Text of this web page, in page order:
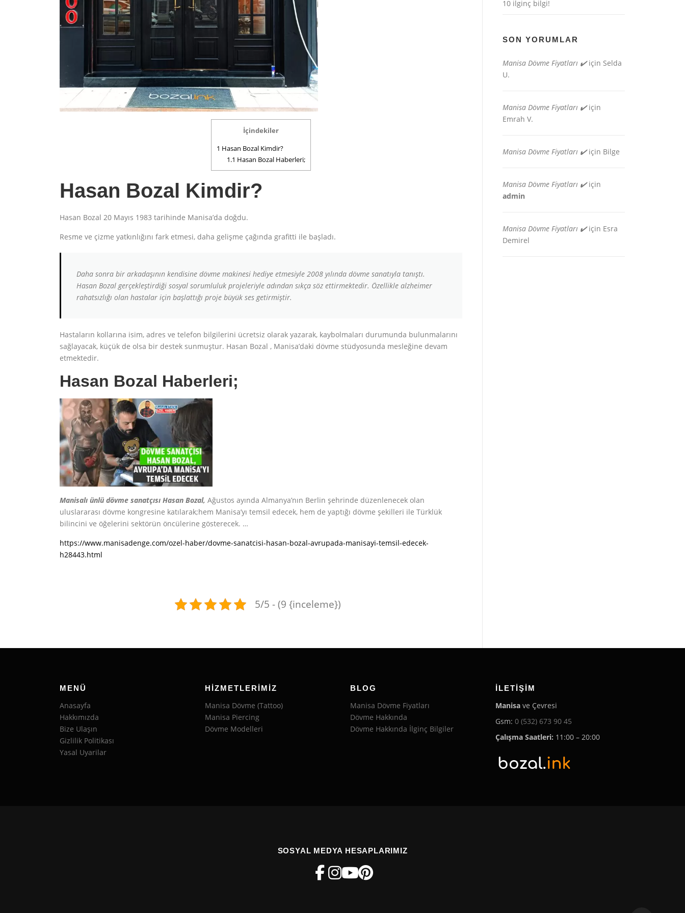
İçindekiler
1 Hasan Bozal Kimdir?
1.1 Hasan Bozal Haberleri;
Hasan Bozal Kimdir?
Hasan Bozal 20 Mayıs 1983 tarihinde Manisa’da doğdu.
Resme ve çizme yatkınlığını fark etmesi, daha gelişme çağında grafitti ile başladı.
Daha sonra bir arkadaşının kendisine dövme makinesi hediye etmesiyle 2008 yılında dövme sanatıyla tanıştı.
Hasan Bozal gerçekleştirdiği sosyal sorumluluk projeleriyle adından sıkça söz ettirmektedir. Özellikle alzheimer
rahatsızlığı olan hastalar için başlattığı proje büyük ses getirmiştir.
Hastaların kollarına isim, adres ve telefon bilgilerini ücretsiz olarak yazarak, kaybolmaları durumunda bulunmalarını
sağlayacak, küçük de olsa bir destek sunmuştur. Hasan Bozal , Manisa’daki dövme stüdyosunda mesleğine devam
etmektedir.
Hasan Bozal Haberleri;
Manisalı ünlü dövme sanatçısı Hasan Bozal, Ağustos ayında Almanya’nın Berlin şehrinde düzenlenecek olan
uluslararası dövme kongresine katılarak;hem Manisa’yı temsil edecek, hem de yaptığı dövme şekilleri ile Türklük
bilincini ve öğelerini sektörün öncülerine gösterecek. …
https://www.manisadenge.com/ozel-haber/dovme-sanatcisi-hasan-bozal-avrupada-manisayi-temsil-edecek-
h28443.html
5/5 - (9 {inceleme})
10 ilginç bilgi!
SON YORUMLAR
Manisa Dövme Fiyatları ✔️için Selda
U.
Manisa Dövme Fiyatları ✔️için
Emrah V.
Manisa Dövme Fiyatları ✔️için Bilge
Manisa Dövme Fiyatları ✔️için
admin
Manisa Dövme Fiyatları ✔️için Esra
Demirel
MENÜ
Anasayfa
Hakkımızda
Bize Ulaşın
Gizlilik Politikası
Yasal Uyarilar
HIZMETLERIMIZ
Manisa Dövme (Tattoo)
Manisa Piercing
Dövme Modelleri
BLOG
Manisa Dövme Fiyatları
Dövme Hakkında
Dövme Hakkında İlginç Bilgiler
İLETIŞIM
Manisa ve Çevresi
Gsm: 0 (532) 673 90 45
Çalışma Saatleri: 11:00 – 20:00
SOSYAL MEDYA HESAPLARIMIZ